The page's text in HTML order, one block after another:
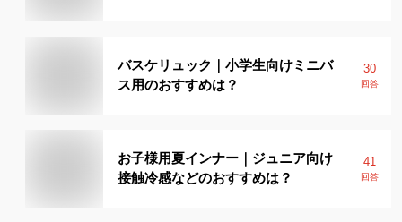
バスケリュック｜小学生向けミニバ
ス用のおすすめは？
30
回答
お子様用夏インナー｜ジュニア向け
接触冷感などのおすすめは？
41
回答